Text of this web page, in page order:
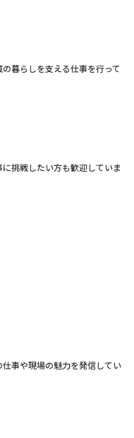
暮らしを支える仕事を行って
挑戦したい方も歓迎していま
事や現場の魅力を発信してい